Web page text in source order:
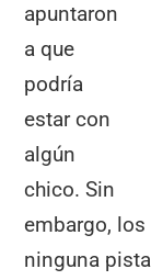
apuntaron
a que
podría
estar con
algún
chico. Sin
embargo,
ninguna